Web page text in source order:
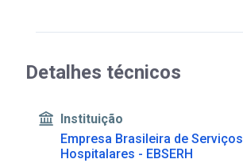
Detalhes técnicos
Instituição
Empresa Brasileira de Serviços
Hospitalares - EBSERH